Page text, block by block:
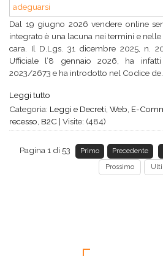
Dal 19 giugno 2026 vendere online
integrato è una lacuna nei termini e
cara. Il D.Lgs. 31 dicembre 2025, n.
Ufficiale l’8 gennaio 2026, ha
2023/2673 e ha introdotto nel Codice de...
Leggi tutto
Categoria: Leggi e Decreti Web E-
recesso B2C | Visite: (484)
Pagina 1 di 53 Primo Precedente
Prossimo